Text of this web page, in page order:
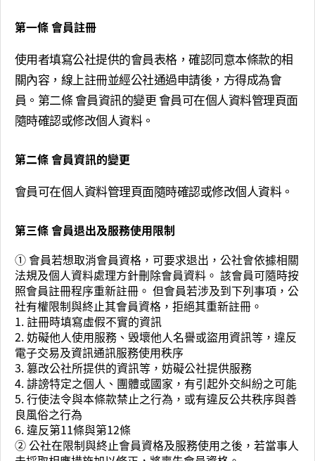
第一條 會員註冊
使用者填寫公社提供的會員表格，確認同意本條款的相
關內容，線上註冊並經公社通過申請後，方得成為會
員。第二條 會員資訊的變更 會員可在個人資料管理頁面
隨時確認或修改個人資料。
第二條 會員資訊的變更
會員可在個人資料管理頁面隨時確認或修改個人資料。
第三條 會員退出及服務使用限制
① 會員若想取消會員資格，可要求退出，公社會依據相關
法規及個人資料處理方針刪除會員資料。 該會員可隨時按
照會員註冊程序重新註冊。 但會員若涉及到下列事項，公
社有權限制與終止其會員資格，拒絕其重新註冊。
1. 註冊時填寫虛假不實的資訊
2. 妨礙他人使用服務、毁壞他人名譽或盜用資訊等，違反
電子交易及資訊通訊服務使用秩序
3. 篡改公社所提供的資訊等，妨礙公社提供服務
4. 誹謗特定之個人、團體或國家，有引起外交糾紛之可能
5. 行使法令與本條款禁止之行為，或有違反公共秩序與善
良風俗之行為
6. 違反第11條與第12條
② 公社在限制與終止會員資格及服務使用之後，若當事人